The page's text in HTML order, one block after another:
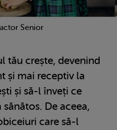
Senior
tău crește, devenind
și mai receptiv la
și să-l înveți ce
De aceea,
care să-l